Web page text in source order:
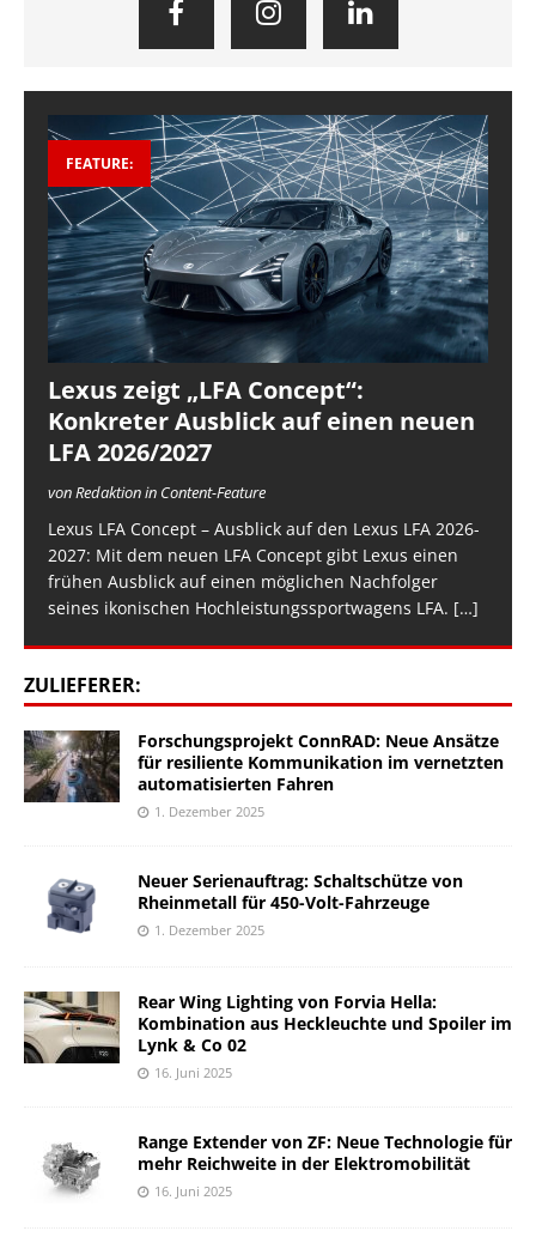
FEATURE:
Lexus zeigt „LFA Concept“:
Konkreter Ausblick auf einen neuen
LFA 2026/2027
von Redaktion in Content-Feature
Lexus LFA Concept – Ausblick auf den Lexus LFA 2026-
2027: Mit dem neuen LFA Concept gibt Lexus einen
frühen Ausblick auf einen möglichen Nachfolger
seines ikonischen Hochleistungssportwagens LFA. […]
ZULIEFERER:
Forschungsprojekt ConnRAD: Neue Ansätze
für resiliente Kommunikation im vernetzten
automatisierten Fahren
1. Dezember 2025
Neuer Serienauftrag: Schaltschütze von
Rheinmetall für 450-Volt-Fahrzeuge
1. Dezember 2025
Rear Wing Lighting von Forvia Hella:
Kombination aus Heckleuchte und Spoiler im
Lynk & Co 02
16. Juni 2025
Range Extender von ZF: Neue Technologie für
mehr Reichweite in der Elektromobilität
16. Juni 2025